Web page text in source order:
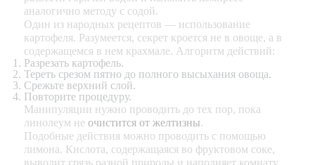
аналогично методу с содой.
Один из народных рецептов — использование
картофеля. Разумеется, секрет кроется не в овоще, а в
содержащемся в нем крахмале. Алгоритм действий:
Разрезать картофель.
Тереть срезом пятно до полного высыхания овоща.
Срежьте верхний слой.
Повторите процедуру.
Манипуляции нужно проводить до тех пор, пока
линолеум не очистится от желтизны.
Подобные действия можно проводить с помощью
лимона. Кислота, содержащаяся во фруктовом соке,